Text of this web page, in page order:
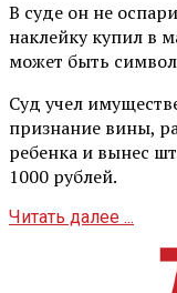
В суде он не
наклейку купил в
может быть
Суд учел
признание вины,
ребенка и вынес
1000 рублей.
Читать далее ...